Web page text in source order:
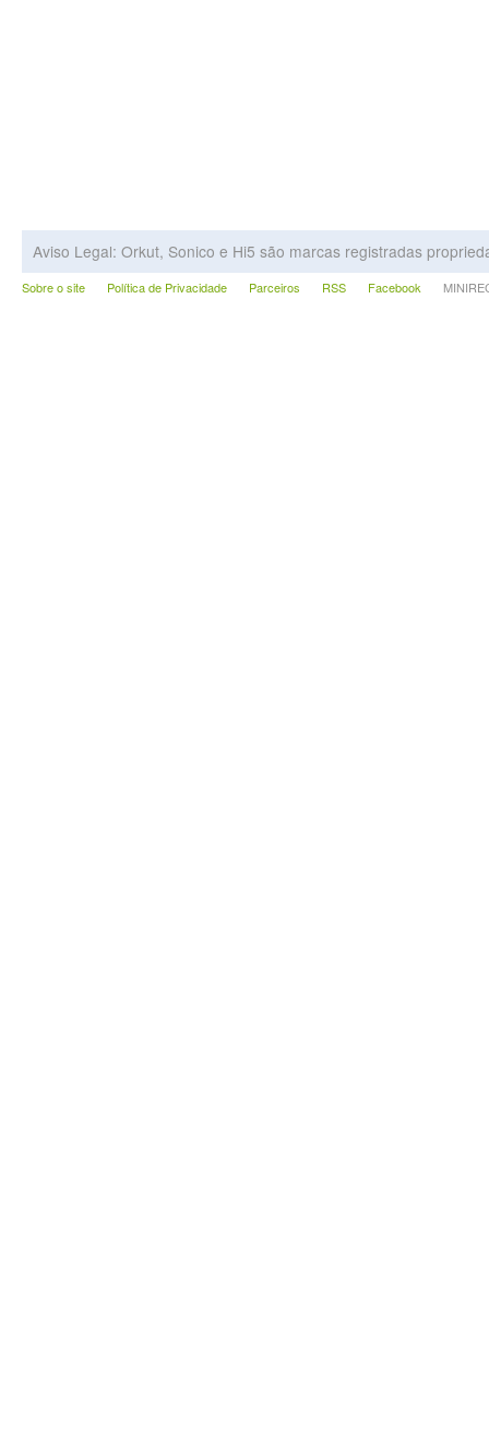
Aviso Legal: Orkut, Sonico e Hi5 são marcas registradas
Sobre o site Política de Privacidade Parceiros RSS Facebook